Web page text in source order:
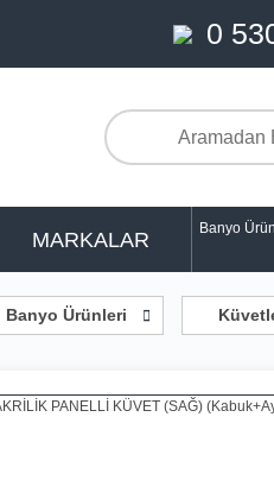
0
MARKALAR Banyo
Banyo Ürünleri